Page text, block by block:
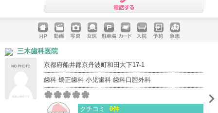
ホームペ
ージ
動画 写真 女医 駐車場
クレジッ
入院 予約 急患
三木歯科医院
京都府船井郡京丹波町和田大下17-1
歯科 矯正歯科 小児歯科 歯科口腔外科
クチコミ
0件